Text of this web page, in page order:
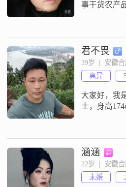
事干货农产
##3002##
是男孩，老
本人自身肢
工作和生活
往，想找踏
位思考的女
和无休止争
量##3002##
君不畏
39岁  |  安徽合
离异
大家好，我
士，身高
月收入在
##3002##
我觉得自己
生活中比较
单的生活方
由，不喜欢
有几个爱好
涵涵
22岁  |  安徽
未婚